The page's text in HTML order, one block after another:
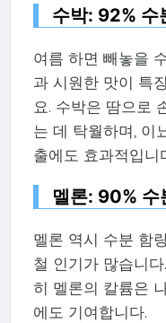
수박: 92% 수
여름 하면 빼놓을
과 시원한 맛이 특
요. 수박은 땀으로
는 데 탁월하며, 이
출에도 효과적입니
멜론: 90% 수
멜론 역시 수분 함
철 인기가 많습니
히 멜론의 칼륨은
에도 기여합니다.